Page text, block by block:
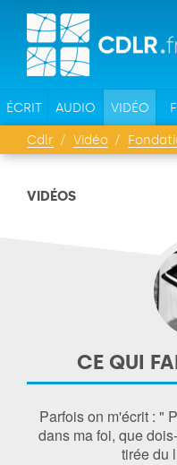
ÉCRIT AUDIO VIDÉO
Cdlr Vidéo
VIDÉOS
CE QUI
Parfois on m'écrit : "
dans ma foi, que
tirée du